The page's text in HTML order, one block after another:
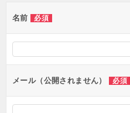
ー
シ
ン
名前 必須
メール（公開されません） 必須